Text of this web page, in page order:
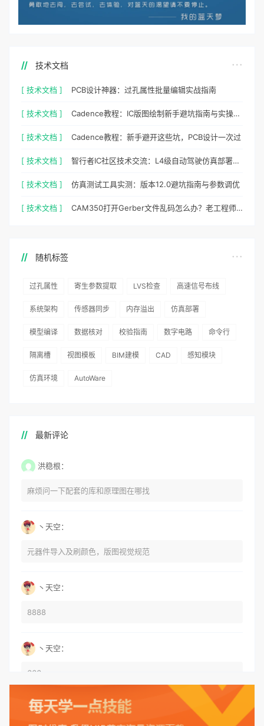
技术文档
[ 技术文档 ] PCB设计神器：过孔属性批量编辑实战指南
[ 技术文档 ] Cadence教程：IC版图绘制新手避坑指南与实操细节
[ 技术文档 ] Cadence教程：新手避开这些坑，PCB设计一次过
[ 技术文档 ] 智行者IC社区技术交流：L4级自动驾驶仿真部署实操指南
[ 技术文档 ] 仿真测试工具实测：版本12.0避坑指南与参数调优
[ 技术文档 ] CAM350打开Gerber文件乱码怎么办？老工程师实测避坑指南
随机标签
过孔属性 寄生参数提取 LVS检查 高速信号布线
系统架构 传感器同步 内存溢出 仿真部署
模型编译 数据核对 校验指南 数字电路 命令行
隔离槽 视图模板 BIM建模 CAD 感知模块
仿真环境 AutoWare
最新评论
洪稳根：
麻烦问一下配套的库和原理图在哪找
丶天空：
元器件导入及刷颜色，版图视觉规范
丶天空：
8888
丶天空：
666
丶天空：